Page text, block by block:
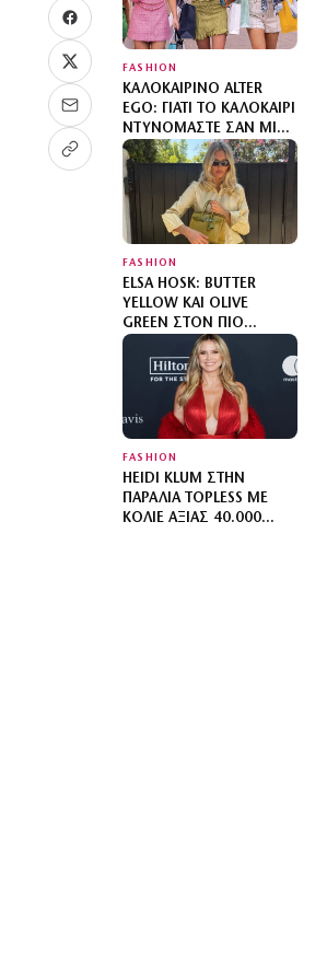
FASHION
ΚΑΛΟΚΑΙΡΙΝΌ ALTER
EGO: ΓΙΑΤΊ ΤΟ ΚΑΛΟΚΑΊΡΙ
ΝΤΥΝΌΜΑΣΤΕ ΣΑΝ ΜΙΑ
«ΆΛΛΗ»;
FASHION
ELSA HOSK: BUTTER
YELLOW ΚΑΙ OLIVE
GREEN ΣΤΟΝ ΠΙΟ
SOPHISTICATED
ΧΡΩΜΑΤΙΚΌ
ΣΥΝΔΥΑΣΜΌ ΜΕ MIX N’
MATCH ΜΟΤΊΒΑ
FASHION
HEIDI KLUM ΣΤΗΝ
ΠΑΡΑΛΊΑ TOPLESS ΜΕ
ΚΟΛΙΈ ΑΞΊΑΣ 40.000